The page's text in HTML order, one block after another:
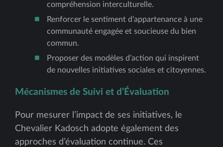
compréhension interculturelle.
Renforcer le sentiment d’appartenance à une
communauté engagée et soucieuse du bien
commun.
Proposer des modèles d’action qui inspirent
de nouvelles initiatives sociales et citoyennes.
Mécanismes de Suivi et d’Évaluation
Pour mesurer l’impact de ses initiatives, le
Chevalier Kadosch adopte également des
approches d’évaluation continue. Ces